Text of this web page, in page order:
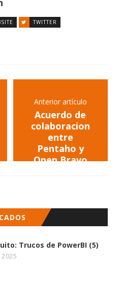
TWITTER
Anterior artículo
Acuerdo de
colaboracion
entre
Pentaho y
Open Bravo
Trucos de PowerBI (5)